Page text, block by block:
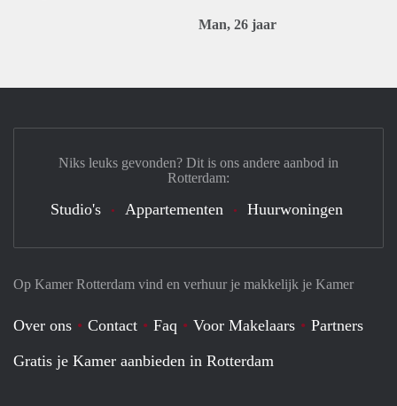
Man, 26 jaar
Op Kamer Rotterdam vind en verhuur je makkelijk je Kamer
Over ons Contact Faq Voor Makelaars
Partners
Gratis je Kamer aanbieden in Rotterdam
Niks leuks gevonden? Dit is ons andere aanbod in
Rotterdam:
Studio's Appartementen Huurwoningen